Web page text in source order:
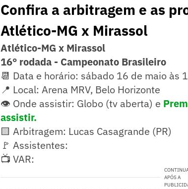
Confira a arbitragem e as
Atlético-MG x Mirassol
Atlético-MG x Mirassol
16° rodada - Campeonato Brasileiro
📆 Data e horário: sábado 16 de maio às
📍 Local: Arena MRV, Belo Horizonte
👁️ Onde assistir: Globo (tv aberta) e
assistir.
🟨 Arbitragem: Lucas Casagrande (PR)
🚩 Assistentes:
📺 VAR:
APÓS A